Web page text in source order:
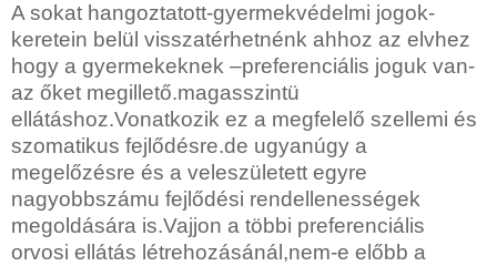
A sokat hangoztatott-gyermekvédelmi jogok-
keretein belül visszatérhetnénk ahhoz az elvhez
hogy a gyermekeknek –preferenciális joguk van-
az őket megillető.magasszintü
ellátáshoz.Vonatkozik ez a megfelelő szellemi és
szomatikus fejlődésre.de ugyanúgy a
megelőzésre és a veleszületett egyre
nagyobbszámu fejlődési rendellenességek
megoldására is.Vajjon a többi preferenciális
orvosi ellátás létrehozásánál,nem-e előbb a